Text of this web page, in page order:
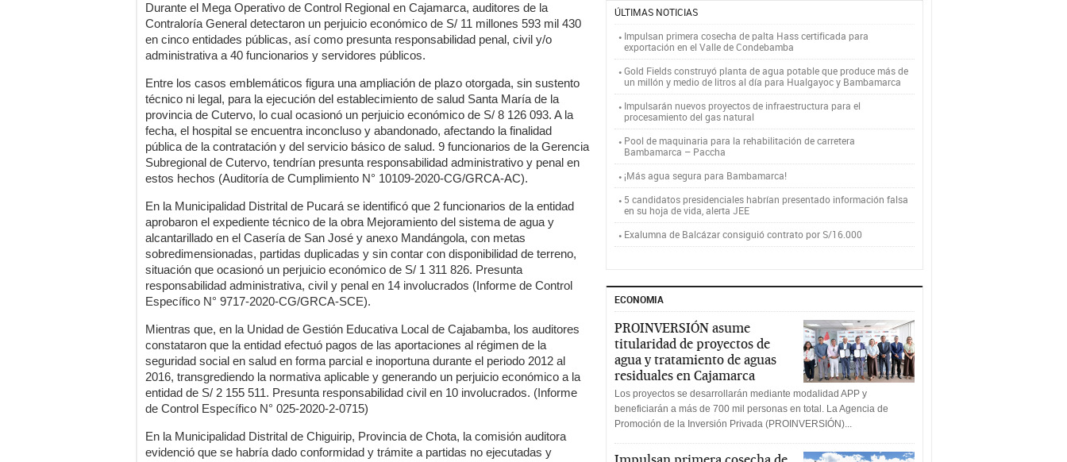
Durante el Mega Operativo de Control Regional en Cajamarca, auditores de la
Contraloría General detectaron un perjuicio económico de S/ 11 millones 593 mil 430
en cinco entidades públicas, así como presunta responsabilidad penal, civil y/o
administrativa a 40 funcionarios y servidores públicos.
Entre los casos emblemáticos figura una ampliación de plazo otorgada, sin sustento
técnico ni legal, para la ejecución del establecimiento de salud Santa María de la
provincia de Cutervo, lo cual ocasionó un perjuicio económico de S/ 8 126 093. A la
fecha, el hospital se encuentra inconcluso y abandonado, afectando la finalidad
pública de la contratación y del servicio básico de salud. 9 funcionarios de la Gerencia
Subregional de Cutervo, tendrían presunta responsabilidad administrativo y penal en
estos hechos (Auditoría de Cumplimiento N° 10109-2020-CG/GRCA-AC).
En la Municipalidad Distrital de Pucará se identificó que 2 funcionarios de la entidad
aprobaron el expediente técnico de la obra Mejoramiento del sistema de agua y
alcantarillado en el Casería de San José y anexo Mandángola, con metas
sobredimensionadas, partidas duplicadas y sin contar con disponibilidad de terreno,
situación que ocasionó un perjuicio económico de S/ 1 311 826. Presunta
responsabilidad administrativa, civil y penal en 14 involucrados (Informe de Control
Específico N° 9717-2020-CG/GRCA-SCE).
Mientras que, en la Unidad de Gestión Educativa Local de Cajabamba, los auditores
constataron que la entidad efectuó pagos de las aportaciones al régimen de la
seguridad social en salud en forma parcial e inoportuna durante el periodo 2012 al
2016, transgrediendo la normativa aplicable y generando un perjuicio económico a la
entidad de S/ 2 155 511. Presunta responsabilidad civil en 10 involucrados. (Informe
de Control Específico N° 025-2020-2-0715)
En la Municipalidad Distrital de Chiguirip, Provincia de Chota, la comisión auditora
evidenció que se habría dado conformidad y trámite a partidas no ejecutadas y
ÚLTIMAS NOTICIAS
Impulsan primera cosecha de palta Hass certificada para
exportación en el Valle de Condebamba
Gold Fields construyó planta de agua potable que produce más de
un millón y medio de litros al día para Hualgayoc y Bambamarca
Impulsarán nuevos proyectos de infraestructura para el
procesamiento del gas natural
Pool de maquinaria para la rehabilitación de carretera
Bambamarca – Paccha
¡Más agua segura para Bambamarca!
5 candidatos presidenciales habrían presentado información falsa
en su hoja de vida, alerta JEE
Exalumna de Balcázar consiguió contrato por S/16.000
ECONOMIA
PROINVERSIÓN asume
titularidad de proyectos de
agua y tratamiento de aguas
residuales en Cajamarca
Los proyectos se desarrollarán mediante modalidad APP y
beneficiarán a más de 700 mil personas en total. La Agencia de
Promoción de la Inversión Privada (PROINVERSIÓN)...